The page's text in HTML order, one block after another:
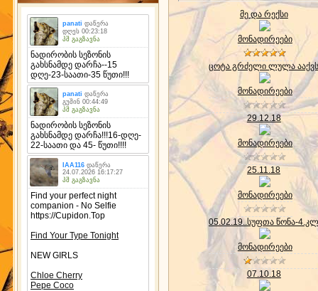
მე და რექსი
მონადირეები
ცოტა გრძელი ლულა ააქვს
მონადირეები
29.12.18
მონადირეები
25.11.18
მონადირეები
05.02.19..სუფთა წონა-4.კლ
მონადირეები
07.10.18